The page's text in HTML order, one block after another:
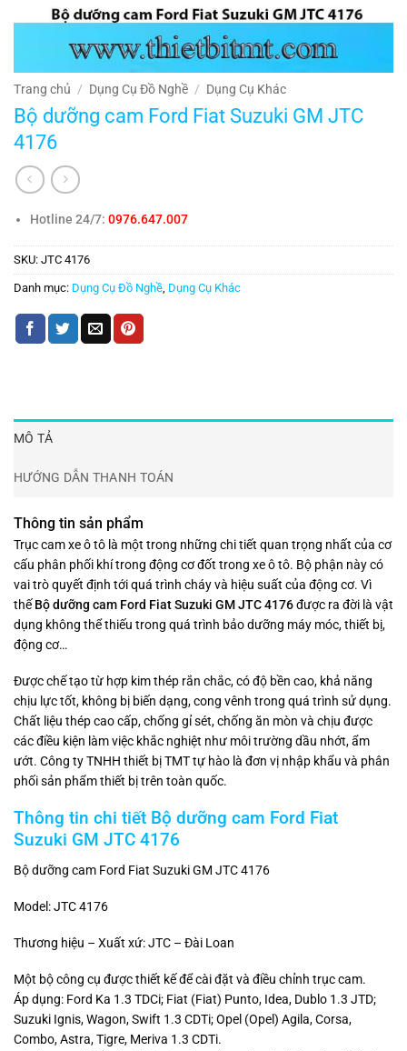
Trang chủ / Dụng Cụ Đồ Nghề / Dụng Cụ Khác
Bộ dưỡng cam Ford Fiat Suzuki GM JTC
4176
Hotline 24/7:0976.647.007
SKU: JTC 4176
Danh mục: Dụng Cụ Đồ Nghề Dụng Cụ Khác
MÔ TẢ
HƯỚNG DẪN THANH TOÁN
Thông tin sản phẩm
Trục cam xe ô tô là một trong những chi tiết quan trọng nhất của cơ
cấu phân phối khí trong động cơ đốt trong xe ô tô. Bộ phận này có
vai trò quyết định tới quá trình cháy và hiệu suất của động cơ. Vì
thếBộ dưỡng cam Ford Fiat Suzuki GM JTC 4176được ra đời là vật
dụng không thể thiếu trong quá trình bảo dưỡng máy móc, thiết bị,
động cơ…
Được chế tạo từ hợp kim thép rắn chắc, có độ bền cao, khả năng
chịu lực tốt, không bị biến dạng, cong vênh trong quá trình sử dụng.
Chất liệu thép cao cấp, chống gỉ sét, chống ăn mòn và chịu được
các điều kiện làm việc khắc nghiệt như môi trường dầu nhớt, ẩm
ướt. Công ty TNHH thiết bị TMT tự hào là đơn vị nhập khẩu và phân
phối sản phẩm thiết bị trên toàn quốc.
Thông tin chi tiết Bộ dưỡng cam Ford Fiat
Suzuki GM JTC 4176
Bộ dưỡng cam Ford Fiat Suzuki GM JTC 4176
Model: JTC 4176
Thương hiệu – Xuất xứ: JTC – Đài Loan
Một bộ công cụ được thiết kế để cài đặt và điều chỉnh trục cam.
Áp dụng: Ford Ka 1.3 TDCi; Fiat (Fiat) Punto, Idea, Dublo 1.3 JTD;
Suzuki Ignis, Wagon, Swift 1.3 CDTi; Opel (Opel) Agila, Corsa,
Combo, Astra, Tigre, Meriva 1.3 CDTi.